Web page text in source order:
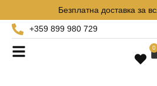
Безплатна доставка за
+359 899 980 729
0